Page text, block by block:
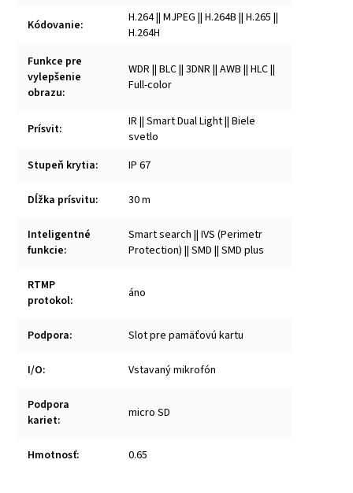
Kódovanie:
H.264 || MJPEG || H.264B || H.265 ||
H.264H
Funkce pre
vylepšenie
obrazu:
WDR || BLC || 3DNR || AWB || HLC ||
Full-color
Prísvit:
IR || Smart Dual Light || Biele
svetlo
Stupeň krytia: IP 67
Dĺžka prísvitu: 30 m
Inteligentné
funkcie:
Smart search || IVS (Perimetr
Protection) || SMD || SMD plus
RTMP
protokol: áno
Podpora: Slot pre pamäťovú kartu
I/O: Vstavaný mikrofón
Podpora
kariet: micro SD
Hmotnosť: 0.65